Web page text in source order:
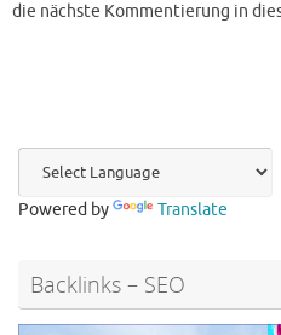
die nächste Kommentierung in
Powered by Translate
Backlinks – SEO